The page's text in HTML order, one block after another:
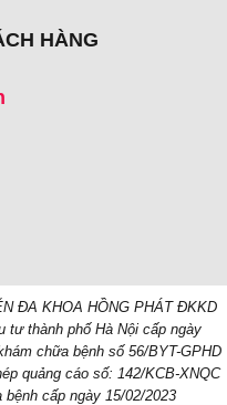
HÀNG
ĐA KHOA HỒNG PHÁT ĐKKD
tư thành phố Hà Nội cấp ngày
chữa bệnh số 56/BYT-GPHD
quảng cáo số: 142/KCB-XNQC
cấp ngày 15/02/2023